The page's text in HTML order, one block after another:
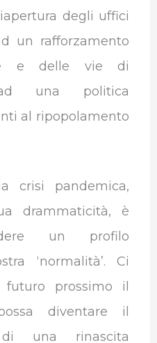
degli uffici
un rafforzamento
e delle vie di
ad una politica
al ripopolamento
crisi pandemica,
drammaticità, è
un profilo
‘normalità’. Ci
prossimo il
diventare il
una rinascita